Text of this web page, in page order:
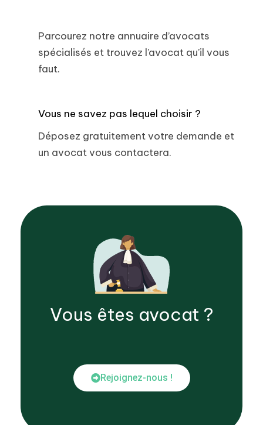
Parcourez notre annuaire d’avocats
spécialisés et trouvez l’avocat qu’il vous
faut.
Vous ne savez pas lequel choisir ?
Déposez gratuitement votre demande et
un avocat vous contactera.
Vous êtes avocat ?
Rejoignez-nous !